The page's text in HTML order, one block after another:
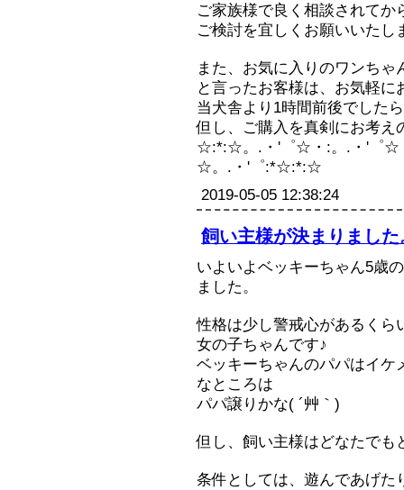
ご家族様で良く相談されてか
ご検討を宜しくお願いいたし
また、お気に入りのワンち
と言ったお客様は、お気軽に
当犬舎より1時間前後でした
但し、ご購入を真剣にお考え
☆:*:☆。.・'゜☆・:。.・'゜☆
☆。.・'゜:*☆:*:☆
2019-05-05 12:38:24
飼い主様が決まりました
いよいよベッキーちゃん5歳
ました。
性格は少し警戒心があるくら
女の子ちゃんです♪
ベッキーちゃんのパパはイケ
なところは
パパ譲りかな( ´艸｀)
但し、飼い主様はどなたでも
条件としては、遊んであげた